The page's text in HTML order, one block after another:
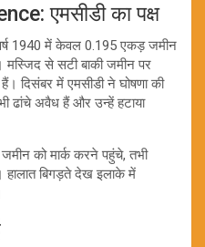
एमसीडी का पक्ष
1940 में केवल 0.195 एकड़ जमीन
मस्जिद से सटी बाकी जमीन पर
दिसंबर में एमसीडी ने घोषणा की
ढांचे अवैध हैं और उन्हें हटाया
को मार्क करने पहुंचे, तभी
हालात बिगड़ते देख इलाके में